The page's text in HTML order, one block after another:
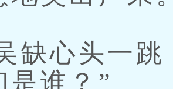
心头一跳
是谁？”